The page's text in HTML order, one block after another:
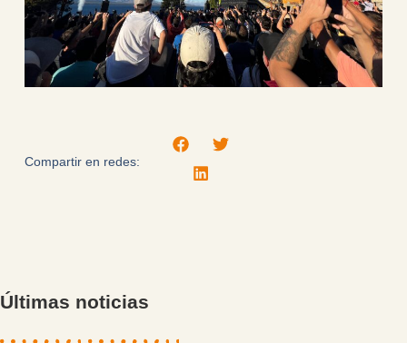
Compartir en redes:
Últimas noticias